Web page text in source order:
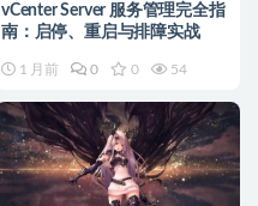
vCenter Server 服务管理完全指
南：启停、重启与排障实战
1 月前 0 0 54